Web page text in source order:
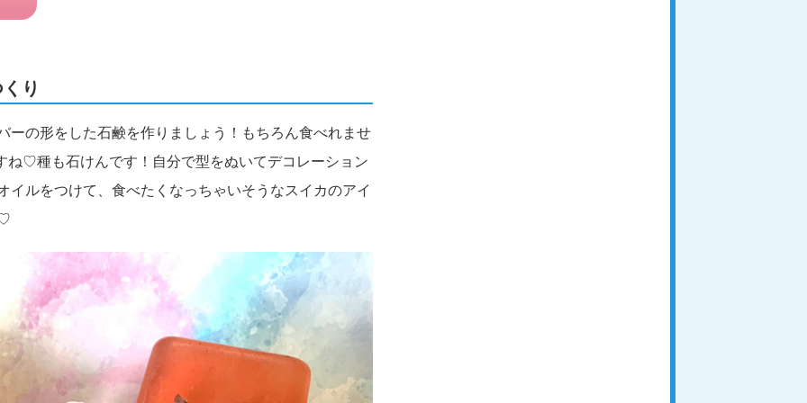
り
ーの形をした石鹸を作りましょう！もちろん食べれませ
ね♡種も石けんです！自分で型をぬいてデコレーション
イルをつけて、食べたくなっちゃいそうなスイカのアイ